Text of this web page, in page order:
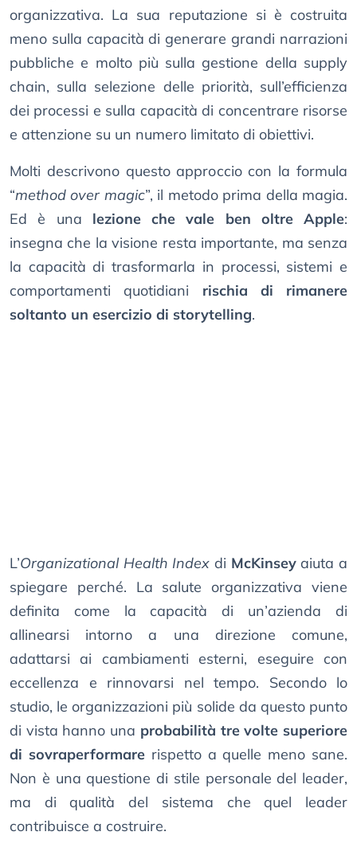
organizzativa. La sua reputazione si è costruita
meno sulla capacità di generare grandi narrazioni
pubbliche e molto più sulla gestione della supply
chain, sulla selezione delle priorità, sull’efficienza
dei processi e sulla capacità di concentrare risorse
e attenzione su un numero limitato di obiettivi.
Molti descrivono questo approccio con la formula
“method over magic”, il metodo prima della magia.
Ed è una lezione che vale ben oltre Apple:
insegna che la visione resta importante, ma senza
la capacità di trasformarla in processi, sistemi e
comportamenti quotidiani rischia di rimanere
soltanto un esercizio di storytelling.
L’Organizational Health Index di McKinseyaiuta a
spiegare perché. La salute organizzativa viene
definita come la capacità di un’azienda di
allinearsi intorno a una direzione comune,
adattarsi ai cambiamenti esterni, eseguire con
eccellenza e rinnovarsi nel tempo. Secondo lo
studio, le organizzazioni più solide da questo punto
di vista hanno una probabilità tre volte superiore
di sovraperformarerispetto a quelle meno sane.
Non è una questione di stile personale del leader,
ma di qualità del sistema che quel leader
contribuisce a costruire.